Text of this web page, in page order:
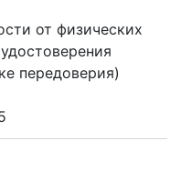
от физических
передоверия)